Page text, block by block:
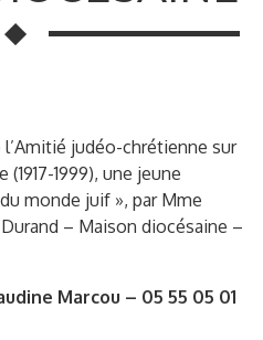
l’Amitié judéo-chrétienne sur
1999), une jeune
monde juif », par Mme
– Maison diocésaine –
Marcou – 05 55 05 01